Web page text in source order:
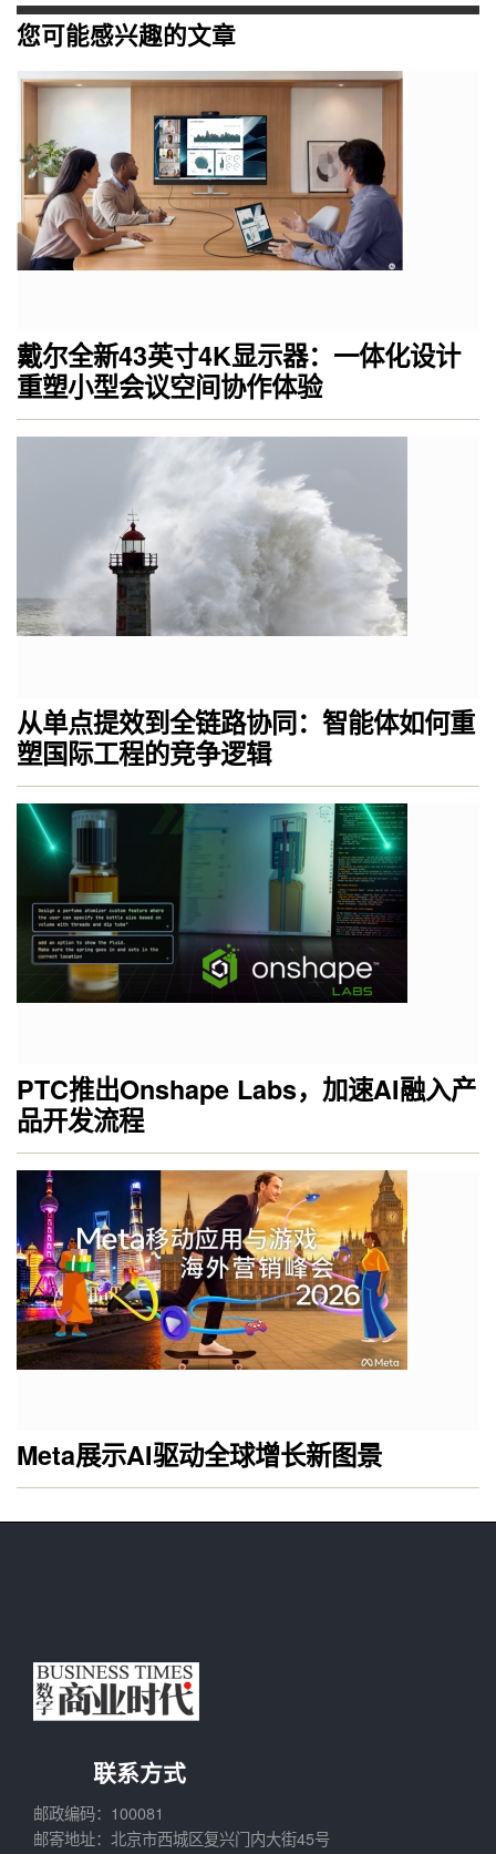
您可能感兴趣的文章
戴尔全新43英寸4K显示器：一体化设计
重塑小型会议空间协作体验
从单点提效到全链路协同：智能体如何重
塑国际工程的竞争逻辑
PTC推出Onshape Labs，加速AI融入产
品开发流程
Meta展示AI驱动全球增长新图景
联系方式
邮政编码：100081
邮寄地址：北京市西城区复兴门内大街45号